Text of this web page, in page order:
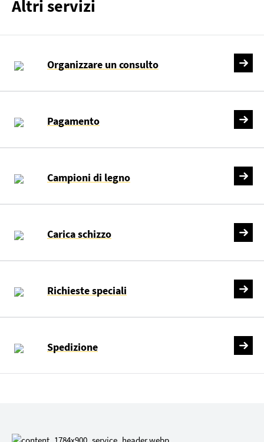
Altri servizi
Organizzare un consulto
Pagamento
Campioni di legno
Carica schizzo
Richieste speciali
Spedizione